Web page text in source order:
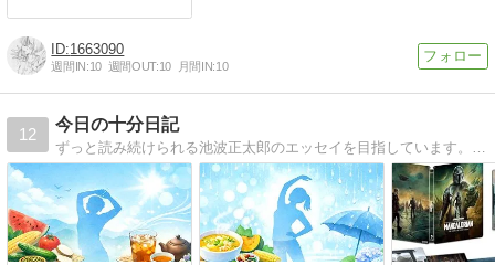
1663090
週間IN:10 週間OUT:10 月間IN:10
12
今日の十分日記
ずっと読み続けられる池波正太郎のエッセイを目指しています。文学、映画など色々書きたいです。